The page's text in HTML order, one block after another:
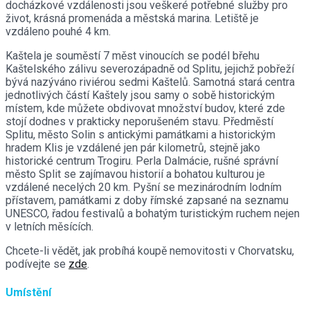
docházkové vzdálenosti jsou veškeré potřebné služby pro
život, krásná promenáda a městská marina. Letiště je
vzdáleno pouhé 4 km.
Kaštela je souměstí 7 měst vinoucích se podél břehu
Kaštelského zálivu severozápadně od Splitu, jejichž pobřeží
bývá nazýváno riviérou sedmi Kaštelů. Samotná stará centra
jednotlivých částí Kaštely jsou samy o sobě historickým
místem, kde můžete obdivovat množství budov, které zde
stojí dodnes v prakticky neporušeném stavu. Předměstí
Splitu, město Solin s antickými památkami a historickým
hradem Klis je vzdálené jen pár kilometrů, stejně jako
historické centrum Trogiru. Perla Dalmácie, rušné správní
město Split se zajímavou historií a bohatou kulturou je
vzdálené necelých 20 km. Pyšní se mezinárodním lodním
přístavem, památkami z doby římské zapsané na seznamu
UNESCO, řadou festivalů a bohatým turistickým ruchem nejen
v letních měsících.
Chcete-li vědět, jak probíhá koupě nemovitosti v Chorvatsku,
podívejte se zde.
Umístění